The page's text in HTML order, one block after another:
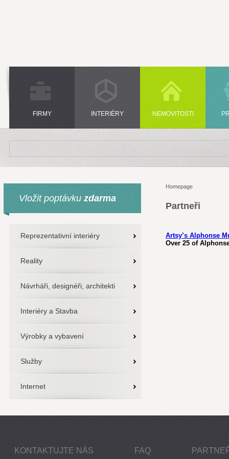
FIRMY INTERIÉRY NEMOVITOSTI
Vložit poptávku zdarma
Reprezentativní interiéry
Reality
Návrháři, designéři, architekti
Interiéry a Stavba
Výrobky a vybavení
Služby
Internet
Homepage
Partneři
Artsy’s Alphonse
Over 25 of
KONTAKTUJTE NÁS FAQ